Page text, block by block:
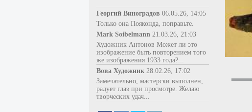
Георгий Виноградов 06.05.26, 14:05
Только она Пояконда, поправьте.
Mark Soibelmann 21.03.26, 21:03
Художник Антонов Может ли это
изображение быть повторением того
же изображения 1933 года?...
Вова Художник 28.02.26, 17:02
Замечательно, мастерски выполнен,
радует глаз при просмотре. Желаю
творческих удач...